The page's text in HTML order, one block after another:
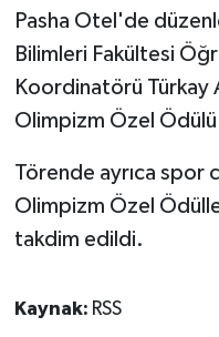
Pasha Otel'de
Bilimleri Fakültesi
Koordinatörü Türkay
Olimpizm Özel
Törende ayrıca spor
Olimpizm Özel
takdim edildi.
Kaynak: RSS
SAĞLIK
SİYASET
SPOR
TATLISU
TEKNOLOJİ